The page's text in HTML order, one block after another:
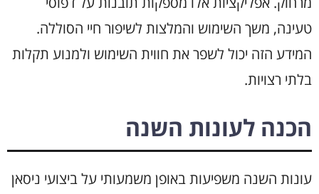
טעינה, משך השימוש והמלצות לשיפור חיי הסוללה.
המידע הזה יכול לשפר את חווית השימוש ולמנוע תקלות
בלתי רצויות.
הכנה לעונות השנה
עונות השנה משפיעות באופן משמעותי על ביצועי ניסאן